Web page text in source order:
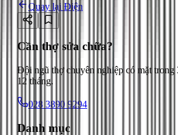
Quay lại Điện
Cần thợ sửa chữa?
Đội ngũ thợ chuyên nghiệp có mặt trong
12 tháng.
028 3890 9294
Danh mục